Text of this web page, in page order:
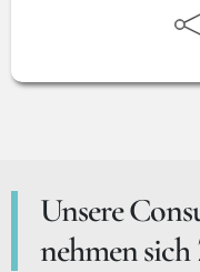
Unsere
nehmen